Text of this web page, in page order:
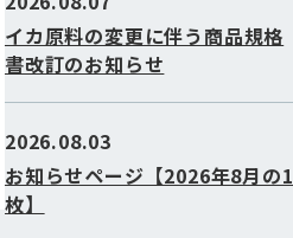
イカ原料の変更に伴う商品規格
書改訂のお知らせ
2026.08.03
お知らせページ【2026年8月の1
枚】